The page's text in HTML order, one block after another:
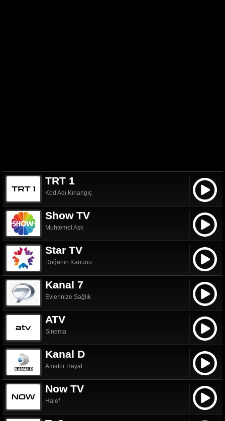
TRT 1
Kod Adı Kırlangıç
Show TV
Muhtemel Aşk
Star TV
Doğanın Kanunu
Kanal 7
Evlerinize Sağlık
ATV
Sinema
Kanal D
Amatör Hayat
Now TV
Halef